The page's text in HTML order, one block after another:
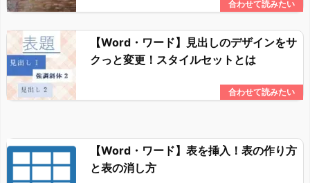
【Word・ワード】見出しのデザインをサ
クっと変更！スタイルセットとは
【Word・ワード】表を挿入！表の作り方
と表の消し方